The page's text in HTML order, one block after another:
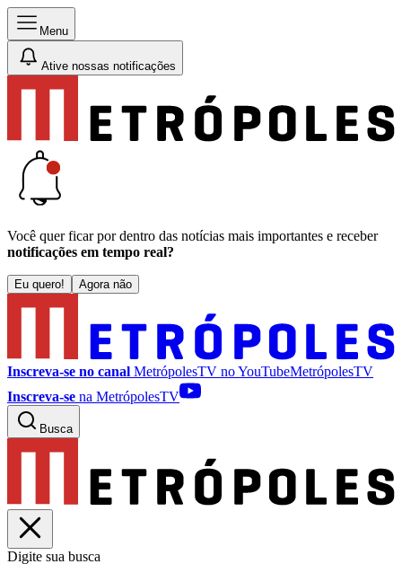
Menu
Ative nossas notificações
Você quer ficar por dentro das notícias mais importantes e receber
notificações em tempo real?
Eu quero! Agora não
Inscreva-se no canal MetrópolesTV noYouTubeMetrópolesTV
Inscreva-se na MetrópolesTV
Busca
Digite sua busca